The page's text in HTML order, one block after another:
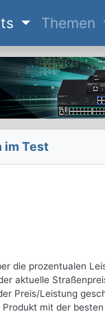
Themen
im Test
die prozentualen
aktuelle
Preis/Leistung
mit der